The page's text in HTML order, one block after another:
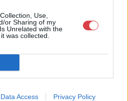
Use,
or Sharing of my
Unrelated with the
was collected.
Data Access Privacy Policy